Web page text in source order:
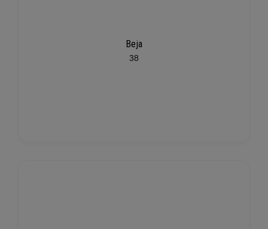
Beja
38